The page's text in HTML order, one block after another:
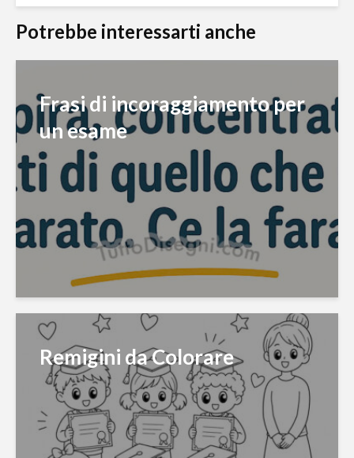
Potrebbe interessarti anche
Frasi di incoraggiamento per
un esame
Remigini da Colorare